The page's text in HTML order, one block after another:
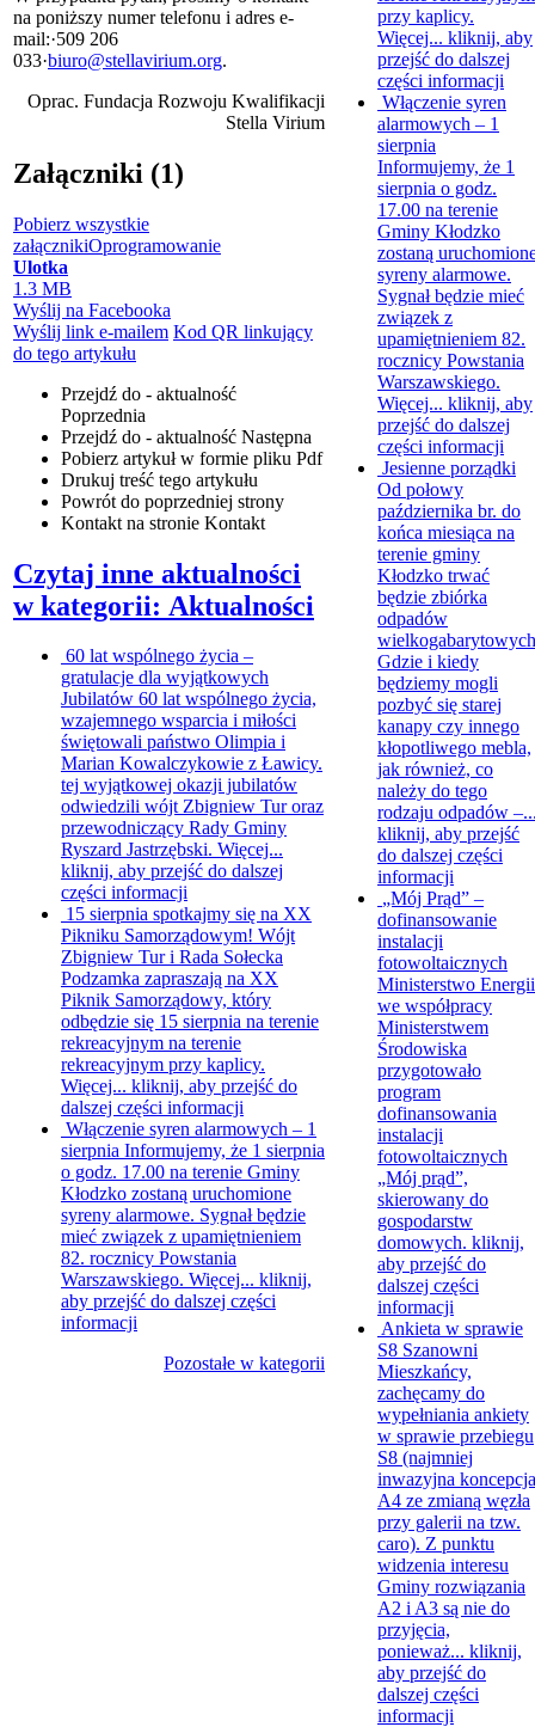
na poniższy numer telefonu i adres e-
mail:·509 206
033·biuro@stellavirium.org.
Oprac. Fundacja Rozwoju Kwalifikacji
Stella Virium
Załączniki (1)
Pobierz wszystkie
załącznikiOprogramowanie
Ulotka
1.3 MB
Wyślij na Facebooka
Wyślij link e-mailem Kod QR linkujący
do tego artykułu
Przejdź do - aktualność
Poprzednia
Przejdź do - aktualność Następna
Pobierz artykuł w formie pliku Pdf
Drukuj treść tego artykułu
Powrót do poprzedniej strony
Kontakt na stronie Kontakt
Czytaj inne aktualności
w kategorii: Aktualności
60 lat wspólnego życia –
gratulacje dla wyjątkowych
Jubilatów 60 lat wspólnego życia,
wzajemnego wsparcia i miłości
świętowali państwo Olimpia i
Marian Kowalczykowie z Ławicy.
tej wyjątkowej okazji jubilatów
odwiedzili wójt Zbigniew Tur oraz
przewodniczący Rady Gminy
Ryszard Jastrzębski. Więcej...
kliknij, aby przejść do dalszej
części informacji
15 sierpnia spotkajmy się na XX
Pikniku Samorządowym! Wójt
Zbigniew Tur i Rada Sołecka
Podzamka zapraszają na XX
Piknik Samorządowy, który
odbędzie się 15 sierpnia na terenie
rekreacyjnym na terenie
rekreacyjnym przy kaplicy.
Więcej... kliknij, aby przejść do
dalszej części informacji
Włączenie syren alarmowych – 1
sierpnia Informujemy, że 1 sierpnia
o godz. 17.00 na terenie Gminy
Kłodzko zostaną uruchomione
syreny alarmowe. Sygnał będzie
mieć związek z upamiętnieniem
82. rocznicy Powstania
Warszawskiego. Więcej... kliknij,
aby przejść do dalszej części
informacji
Pozostałe w kategorii
przy kaplicy.
Więcej... kliknij, aby
przejść do dalszej
części informacji
Włączenie syren
alarmowych – 1
sierpnia
Informujemy, że 1
sierpnia o godz.
17.00 na terenie
Gminy Kłodzko
zostaną
syreny alarmowe.
Sygnał będzie mieć
związek z
upamiętnieniem 82.
rocznicy Powstania
Warszawskiego.
Więcej... kliknij, aby
przejść do dalszej
części informacji
Jesienne porządki
Od połowy
października br. do
końca miesiąca na
terenie gminy
Kłodzko trwać
będzie zbiórka
odpadów
Gdzie i kiedy
będziemy mogli
pozbyć się starej
kanapy czy innego
kłopotliwego mebla,
jak również, co
należy do tego
rodzaju odpadów
kliknij, aby przejść
do dalszej części
informacji
„Mój Prąd” –
dofinansowanie
instalacji
fotowoltaicznych
Ministerstwo Energii
we współpracy
Ministerstwem
Środowiska
przygotowało
program
dofinansowania
instalacji
fotowoltaicznych
„Mój prąd”,
skierowany do
gospodarstw
domowych. kliknij,
aby przejść do
dalszej części
informacji
Ankieta w sprawie
S8 Szanowni
Mieszkańcy,
zachęcamy do
wypełniania ankiety
w sprawie przebiegu
S8 (najmniej
inwazyjna koncepcja
A4 ze zmianą węzła
przy galerii na tzw.
caro). Z punktu
widzenia interesu
Gminy rozwiązania
A2 i A3 są nie do
przyjęcia,
ponieważ... kliknij,
aby przejść do
dalszej części
informacji